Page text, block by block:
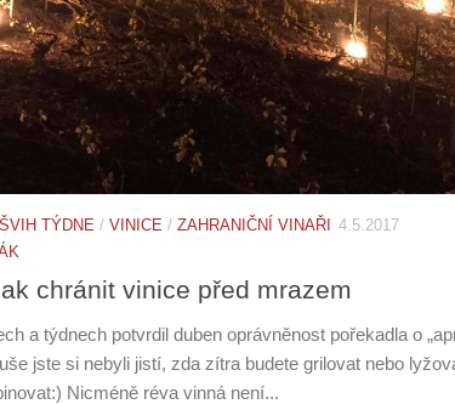
TÝDNE / VINICE / ZAHRANIČNÍ VINAŘI 4.5.2017
chránit vinice před mrazem
a týdnech potvrdil duben oprávněnost pořekadla o
jste si nebyli jistí, zda zítra budete grilovat nebo
Nicméně réva vinná není...